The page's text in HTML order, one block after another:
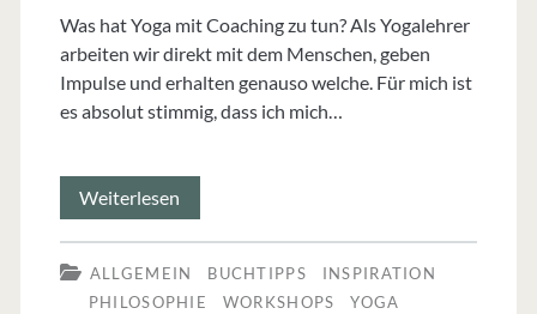
Was hat Yoga mit Coaching zu tun? Als Yogalehrer
arbeiten wir direkt mit dem Menschen, geben
Impulse und erhalten genauso welche. Für mich ist
es absolut stimmig, dass ich mich…
Weiterlesen
trifft
Coaching:
ALLGEMEIN BUCHTIPPS
INSPIRATION
PHILOSOPHIE
WORKSHOPS YOGA